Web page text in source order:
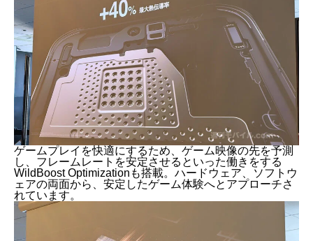
ゲームプレイを快適にするため、ゲーム映像の先を予測
し、フレームレートを安定させるといった働きをする
WildBoost Optimizationも搭載。ハードウェア、ソフトウ
ェアの両面から、安定したゲーム体験へとアプローチさ
れています。